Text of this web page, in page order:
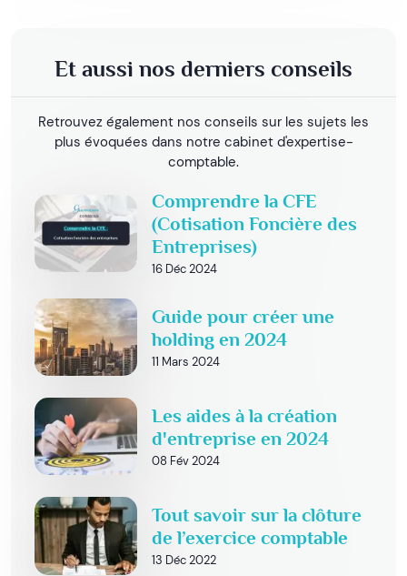
Et aussi nos derniers conseils
Retrouvez également nos conseils sur les sujets les
plus évoquées dans notre cabinet d'expertise-
comptable.
Comprendre la CFE
(Cotisation Foncière des
Entreprises)
16 Déc 2024
Guide pour créer une
holding en 2024
11 Mars 2024
Les aides à la création
d'entreprise en 2024
08 Fév 2024
Tout savoir sur la clôture
de l’exercice comptable
13 Déc 2022